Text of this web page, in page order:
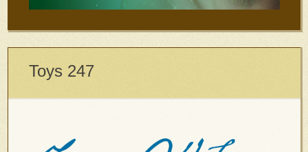
Toys 247